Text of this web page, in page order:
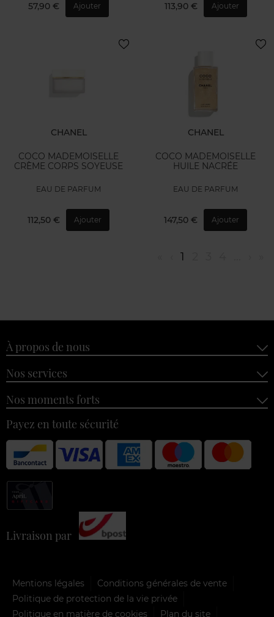
57,90 € Ajouter 113,90 € Ajouter
CHANEL
COCO MADEMOISELLE
CRÈME CORPS SOYEUSE
EAU DE PARFUM
112,50 € Ajouter
CHANEL
COCO MADEMOISELLE
HUILE NACRÉE
EAU DE PARFUM
147,50 € Ajouter
1
À propos de nous
Nos services
Nos moments forts
Payez en toute sécurité
Livraison par
Mentions légales
Conditions générales de vente
Politique de protection de la vie privée
Politique en matière de cookies
Plan du site